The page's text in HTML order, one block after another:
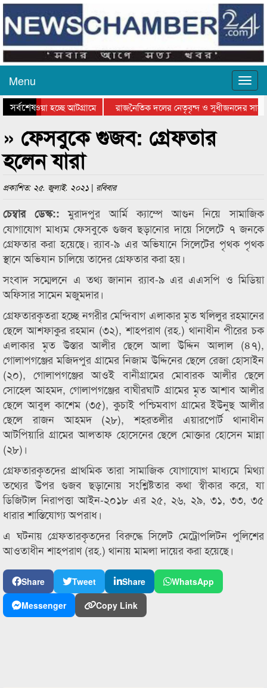
Menu
সর্বশেষ
যাওয়া হচ্ছে আটগ্রামে
রাজনৈতিক দলের নেতৃবৃন্দ ও সুধীজনদের সাথে
» ফেসবুকে গুজব: গ্রেফতার
হলেন যারা
প্রকাশিত: ২৫. জুলাই. ২০২১ | রবিবার
চেম্বার ডেস্ক::মুরাদপুর আর্মি ক্যাম্পে আগুন নিয়ে সামাজিক
যোগাযোগ মাধ্যম ফেসবুকে গুজব ছড়ানোর দায়ে সিলেটে ৭ জনকে
গ্রেফতার করা হয়েছে। র‍্যাব-৯ এর অভিযানে সিলেটের পৃথক পৃথক
স্থানে অভিযান চালিয়ে তাদের গ্রেফতার করা হয়।
সংবাদ সম্মেলনে এ তথ্য জানান র‌্যাব-৯ এর এএসপি ও মিডিয়া
অফিসার সামেন মজুমদার।
গ্রেফতারকৃতরা হচ্ছে নগরীর মেন্দিবাগ এলাকার মৃত খলিলুর রহমানের
ছেলে আশফাকুর রহমান (৩২), শাহপরাণ (রহ.) থানাধীন পীরের চক
এলাকার মৃত উস্তার আলীর ছেলে আলা উদ্দিন আলাল (৪৭),
গোলাপগঞ্জের মজিদপুর গ্রামের নিজাম উদ্দিনের ছেলে রেজা হোসাইন
(২০), গোলাপগঞ্জের আওই বানীগ্রামের মোবারক আলীর ছেলে
সোহেল আহমদ, গোলাপগঞ্জের বাঘীরঘাট গ্রামের মৃত আশাব আলীর
ছেলে আবুল কাশেম (৩৫), কুচাই পশ্চিমবাগ গ্রামের ইউনুছ আলীর
ছেলে রাজন আহমদ (২৮), শহরতলীর এয়ারপোর্ট থানাধীন
আটপিয়ারি গ্রামের আলতাফ হোসেনের ছেলে মোক্তার হোসেন মান্না
(২৮)।
গ্রেফতারকৃতদের প্রাথমিক তারা সামাজিক যোগাযোগ মাধ্যমে মিথ্যা
তথ্যের উপর গুজব ছড়ানোয় সংশ্লিষ্টতার কথা স্বীকার করে, যা
ডিজিটাল নিরাপত্তা আইন-২০১৮ এর ২৫, ২৬, ২৯, ৩১, ৩৩, ৩৫
ধারার শাস্তিযোগ্য অপরাধ।
এ ঘটনায় গ্রেফতারকৃতদের বিরুদ্ধে সিলেট মেট্রোপলিটন পুলিশের
আওতাধীন শাহপরাণ (রহ.) থানায় মামলা দায়ের করা হয়েছে।
Share Tweet Share
WhatsApp
Messenger
Copy Link